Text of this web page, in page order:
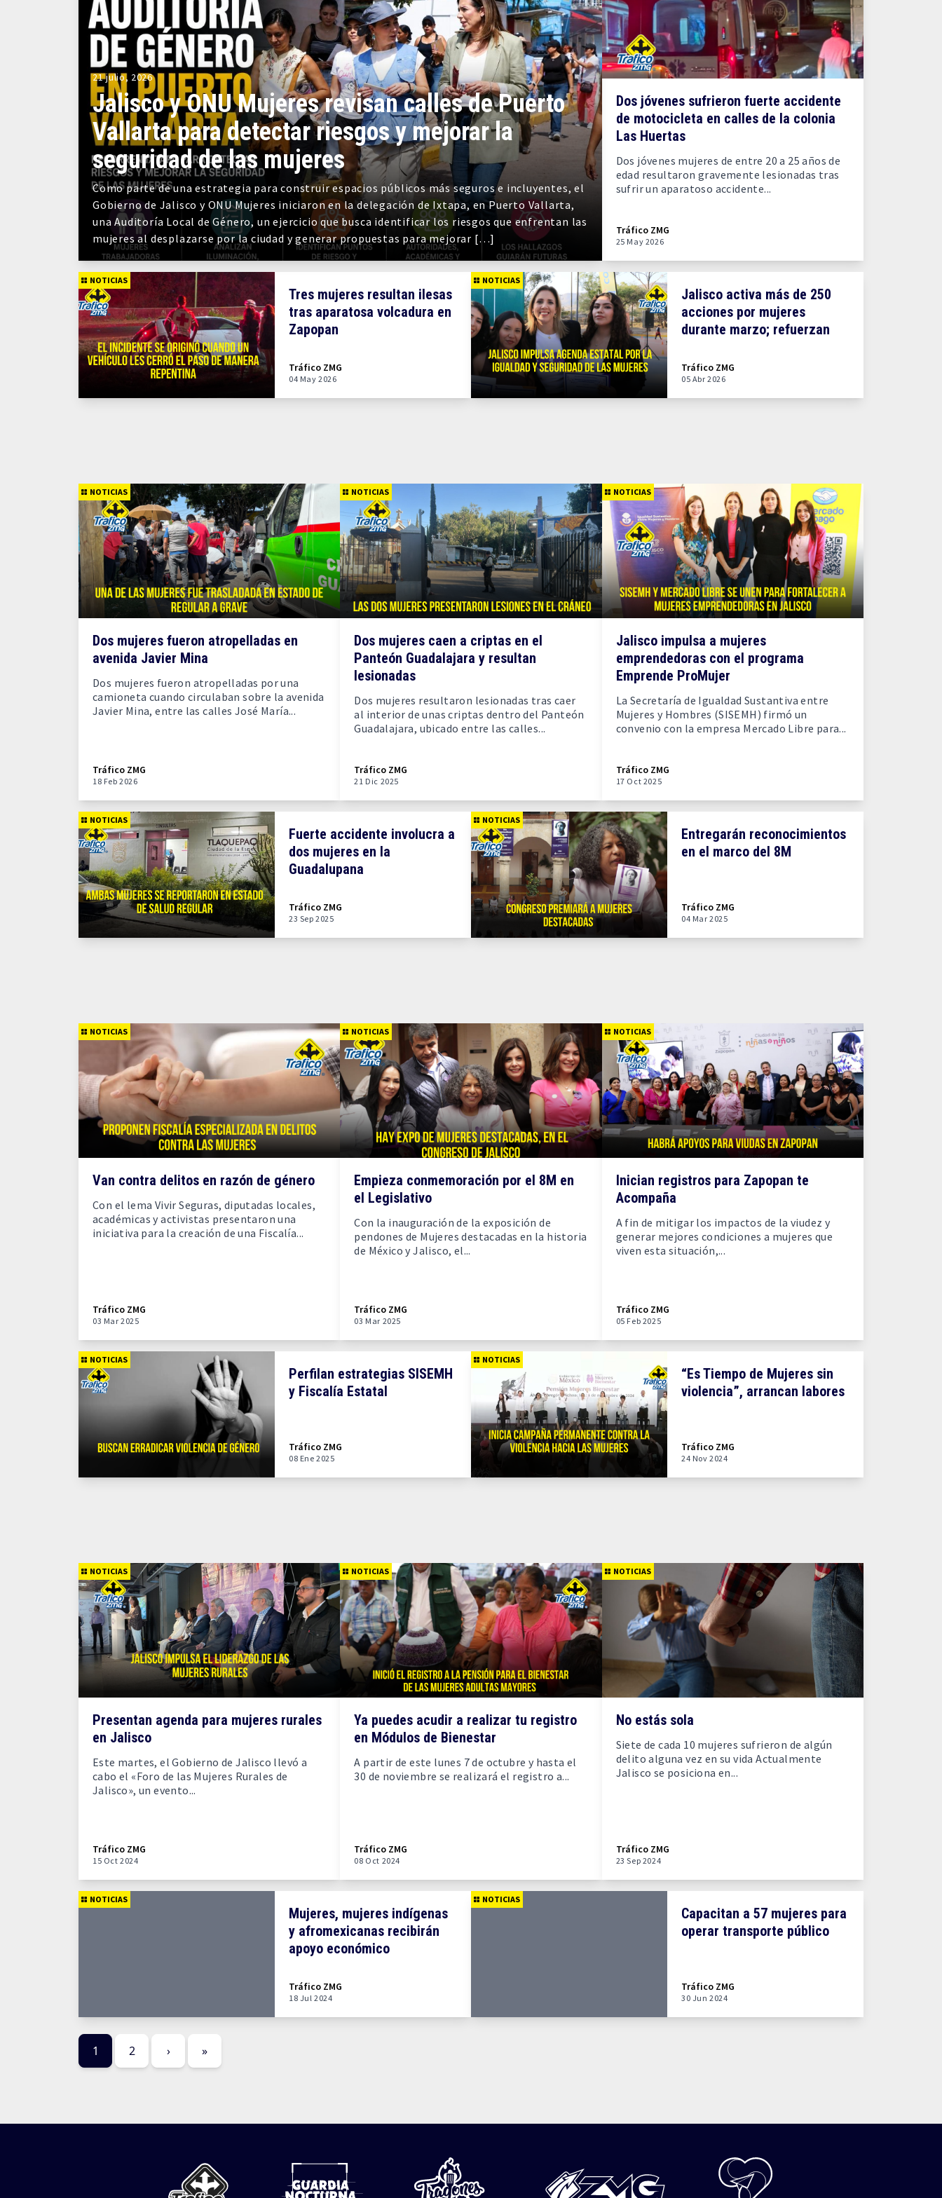
21 julio, 2026
Jalisco y ONU Mujeres revisan calles de Puerto
Vallarta para detectar riesgos y mejorar la
seguridad de las mujeres
Como parte de una estrategia para construir espacios públicos más seguros e incluyentes, el
Gobierno de Jalisco y ONU Mujeres iniciaron en la delegación de Ixtapa, en Puerto Vallarta,
una Auditoría Local de Género, un ejercicio que busca identificar los riesgos que enfrentan las
mujeres al desplazarse por la ciudad y generar propuestas para mejorar […]
Dos jóvenes sufrieron fuerte accidente
de motocicleta en calles de la colonia
Las Huertas
Dos jóvenes mujeres de entre 20 a 25 años de
edad resultaron gravemente lesionadas tras
sufrir un aparatoso accidente...
Tráfico ZMG
25 May 2026
NOTICIAS
Tres mujeres resultan ilesas
tras aparatosa volcadura en
Zapopan
Tráfico ZMG
04 May 2026
NOTICIAS
Jalisco activa más de 250
acciones por mujeres
durante marzo; refuerzan
Tráfico ZMG
05 Abr 2026
NOTICIAS
Dos mujeres fueron atropelladas en
avenida Javier Mina
Dos mujeres fueron atropelladas por una
camioneta cuando circulaban sobre la avenida
Javier Mina, entre las calles José María...
Tráfico ZMG
18 Feb 2026
NOTICIAS
Dos mujeres caen a criptas en el
Panteón Guadalajara y resultan
lesionadas
Dos mujeres resultaron lesionadas tras caer
al interior de unas criptas dentro del Panteón
Guadalajara, ubicado entre las calles...
Tráfico ZMG
21 Dic 2025
NOTICIAS
Jalisco impulsa a mujeres
emprendedoras con el programa
Emprende ProMujer
La Secretaría de Igualdad Sustantiva entre
Mujeres y Hombres (SISEMH) firmó un
convenio con la empresa Mercado Libre para...
Tráfico ZMG
17 Oct 2025
NOTICIAS
Fuerte accidente involucra a
dos mujeres en la
Guadalupana
Tráfico ZMG
23 Sep 2025
NOTICIAS
Entregarán reconocimientos
en el marco del 8M
Tráfico ZMG
04 Mar 2025
NOTICIAS
Van contra delitos en razón de género
Con el lema Vivir Seguras, diputadas locales,
académicas y activistas presentaron una
iniciativa para la creación de una Fiscalía...
Tráfico ZMG
03 Mar 2025
NOTICIAS
Empieza conmemoración por el 8M en
el Legislativo
Con la inauguración de la exposición de
pendones de Mujeres destacadas en la historia
de México y Jalisco, el...
Tráfico ZMG
03 Mar 2025
NOTICIAS
Inician registros para Zapopan te
Acompaña
A fin de mitigar los impactos de la viudez y
generar mejores condiciones a mujeres que
viven esta situación,...
Tráfico ZMG
05 Feb 2025
NOTICIAS
Perfilan estrategias SISEMH
y Fiscalía Estatal
Tráfico ZMG
08 Ene 2025
NOTICIAS
“Es Tiempo de Mujeres sin
violencia”, arrancan labores
Tráfico ZMG
24 Nov 2024
NOTICIAS
Presentan agenda para mujeres rurales
en Jalisco
Este martes, el Gobierno de Jalisco llevó a
cabo el «Foro de las Mujeres Rurales de
Jalisco», un evento...
Tráfico ZMG
15 Oct 2024
NOTICIAS
Ya puedes acudir a realizar tu registro
en Módulos de Bienestar
A partir de este lunes 7 de octubre y hasta el
30 de noviembre se realizará el registro a...
Tráfico ZMG
08 Oct 2024
NOTICIAS
No estás sola
Siete de cada 10 mujeres sufrieron de algún
delito alguna vez en su vida Actualmente
Jalisco se posiciona en...
Tráfico ZMG
23 Sep 2024
NOTICIAS
Mujeres, mujeres indígenas
y afromexicanas recibirán
apoyo económico
Tráfico ZMG
18 Jul 2024
NOTICIAS
Capacitan a 57 mujeres para
operar transporte público
Tráfico ZMG
30 Jun 2024
1 2 › »